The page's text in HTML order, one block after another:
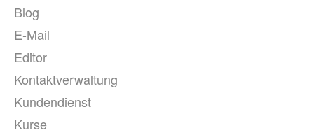
Blog
E-Mail
Editor
Kontaktverwaltung
Kundendienst
Kurse